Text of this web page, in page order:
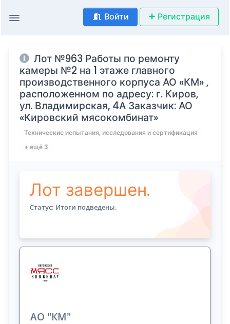
Войти Регистрация
Лот №963 Работы по ремонту
камеры №2 на 1 этаже главного
производственного корпуса АО «КМ» ,
расположенном по адресу: г. Киров,
ул. Владимирская, 4А Заказчик: АО
«Кировский мясокомбинат»
Технические испытания, исследования и сертификация
+ ещё 3
Лот завершен.
Статус: Итоги подведены.
АО "КМ"